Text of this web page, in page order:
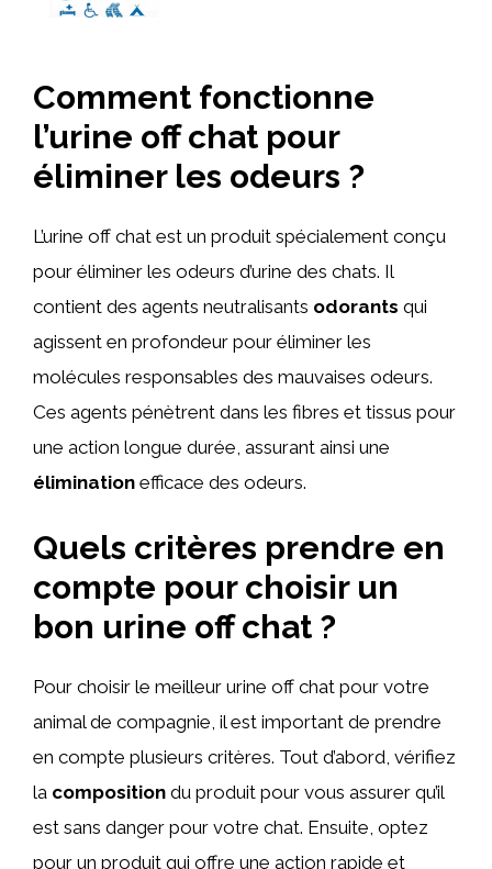
Comment fonctionne
l’urine off chat pour
éliminer les odeurs ?
L’urine off chat est un produit spécialement conçu
pour éliminer les odeurs d’urine des chats. Il
contient des agents neutralisants odorants qui
agissent en profondeur pour éliminer les
molécules responsables des mauvaises odeurs.
Ces agents pénètrent dans les fibres et tissus pour
une action longue durée, assurant ainsi une
élimination efficace des odeurs.
Quels critères prendre en
compte pour choisir un
bon urine off chat ?
Pour choisir le meilleur urine off chat pour votre
animal de compagnie, il est important de prendre
en compte plusieurs critères. Tout d’abord, vérifiez
la composition du produit pour vous assurer qu’il
est sans danger pour votre chat. Ensuite, optez
pour un produit qui offre une action rapide et